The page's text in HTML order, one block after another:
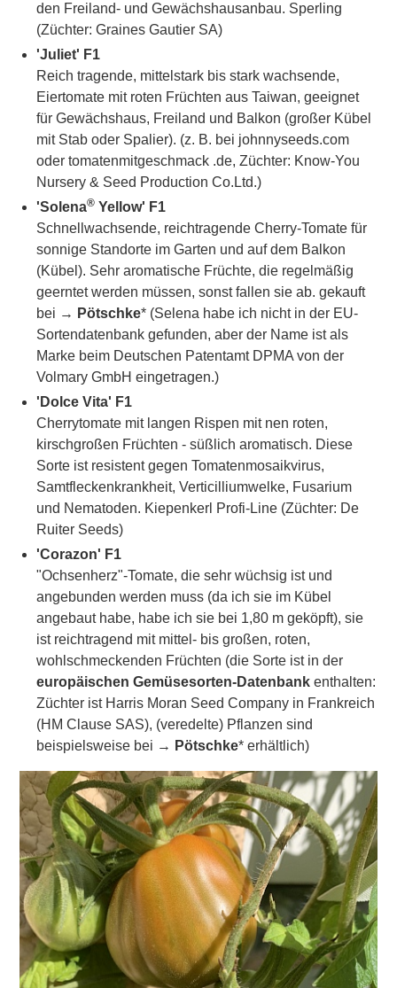
den Freiland- und Gewächshausanbau. Sperling
(Züchter: Graines Gautier SA)
'Juliet' F1
Reich tragende, mittelstark bis stark wachsende,
Eiertomate mit roten Früchten aus Taiwan, geeignet
für Gewächshaus, Freiland und Balkon (großer Kübel
mit Stab oder Spalier). (z. B. bei johnnyseeds.com
oder tomatenmitgeschmack .de, Züchter: Know-You
Nursery & Seed Production Co.Ltd.)
'Solena® Yellow' F1
Schnellwachsende, reichtragende Cherry-Tomate für
sonnige Standorte im Garten und auf dem Balkon
(Kübel). Sehr aromatische Früchte, die regelmäßig
geerntet werden müssen, sonst fallen sie ab. gekauft
bei → Pötschke* (Selena habe ich nicht in der EU-
Sortendatenbank gefunden, aber der Name ist als
Marke beim Deutschen Patentamt DPMA von der
Volmary GmbH eingetragen.)
'Dolce Vita' F1
Cherrytomate mit langen Rispen mit nen roten,
kirschgroßen Früchten - süßlich aromatisch. Diese
Sorte ist resistent gegen Tomatenmosaikvirus,
Samtfleckenkrankheit, Verticilliumwelke, Fusarium
und Nematoden. Kiepenkerl Profi-Line (Züchter: De
Ruiter Seeds)
'Corazon' F1
"Ochsenherz"-Tomate, die sehr wüchsig ist und
angebunden werden muss (da ich sie im Kübel
angebaut habe, habe ich sie bei 1,80 m geköpft), sie
ist reichtragend mit mittel- bis großen, roten,
wohlschmeckenden Früchten (die Sorte ist in der
europäischen Gemüsesorten-Datenbank enthalten:
Züchter ist Harris Moran Seed Company in Frankreich
(HM Clause SAS), (veredelte) Pflanzen sind
beispielsweise bei → Pötschke* erhältlich)